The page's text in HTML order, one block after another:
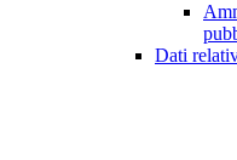
Dati